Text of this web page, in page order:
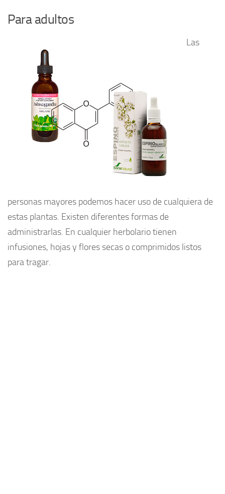
Para adultos
Las
personas mayores podemos hacer uso de cualquiera de
estas plantas. Existen diferentes formas de
administrarlas. En cualquier herbolario tienen
infusiones, hojas y flores secas o comprimidos listos
para tragar.